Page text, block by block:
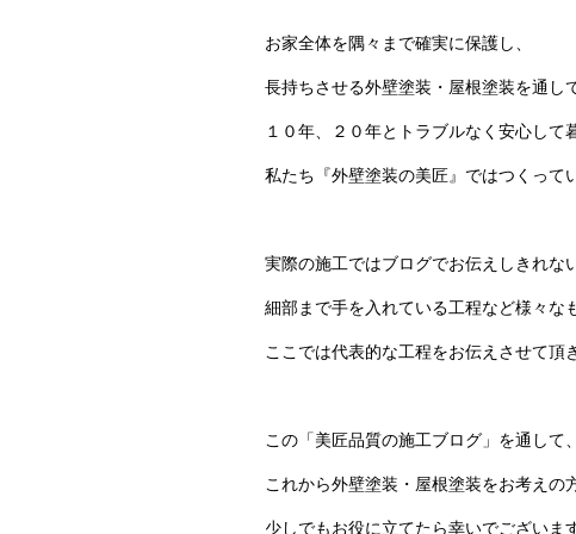
お家全体を隅々まで確実に保護し、
長持ちさせる外壁塗装・屋根塗装を通して
１０年、２０年とトラブルなく安心して
私たち『外壁塗装の美匠』ではつくって
実際の施工ではブログでお伝えしきれな
細部まで手を入れている工程など様々な
ここでは代表的な工程をお伝えさせて頂
この「美匠品質の施工ブログ」を通して、
これから外壁塗装・屋根塗装をお考えの
少しでもお役に立てたら幸いでございます